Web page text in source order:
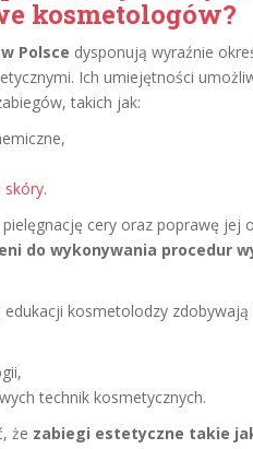
kosmetologów?
Polsce dysponują wyraźnie
Ich umiejętności
takich jak:
skóry.
cery oraz poprawę jej
do wykonywania procedur
kosmetolodzy zdobywają
technik kosmetycznych.
że zabiegi estetyczne takie